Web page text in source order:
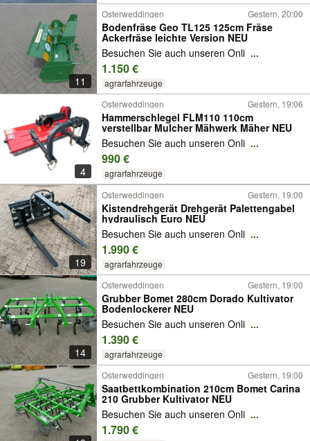
11
Osterweddingen Gestern, 20:00
Bodenfräse Geo TL125 125cm Fräse
Ackerfräse leichte Version NEU
Besuchen Sie auch unseren Onli ...
1.150 €
agrarfahrzeuge
4
Osterweddingen Gestern, 19:06
Hammerschlegel FLM110 110cm
verstellbar Mulcher Mähwerk Mäher NEU
Besuchen Sie auch unseren Onli ...
990 €
agrarfahrzeuge
19
Osterweddingen Gestern, 19:00
Kistendrehgerät Drehgerät Palettengabel
hydraulisch Euro NEU
Besuchen Sie auch unseren Onli ...
1.990 €
agrarfahrzeuge
14
Osterweddingen Gestern, 19:00
Grubber Bomet 280cm Dorado Kultivator
Bodenlockerer NEU
Besuchen Sie auch unseren Onli ...
1.390 €
agrarfahrzeuge
Osterweddingen Gestern, 19:00
Saatbettkombination 210cm Bomet Carina
210 Grubber Kultivator NEU
Besuchen Sie auch unseren Onli ...
1.790 €